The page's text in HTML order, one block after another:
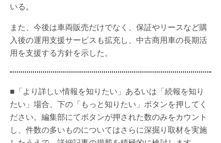
いる。
また、今後は車両販売だけでなく、保証やリースなど購
入後の運用支援サービスも拡充し、中古商用車の長期活
用を支援する方針を示した。
■「より詳しい情報を知りたい」あるいは「続報を知り
たい」場合、下の「もっと知りたい」ボタンを押してく
ださい。編集部にてボタンが押された数のみをカウント
し、件数の多いものについてはさらに深掘り取材を実施